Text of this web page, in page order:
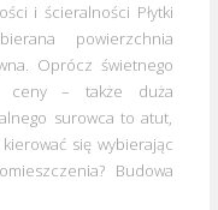
i ścieralności Płytki
powierzchnia
Oprócz świetnego
ceny – także duża
surowca to atut,
się wybierając
Budowa